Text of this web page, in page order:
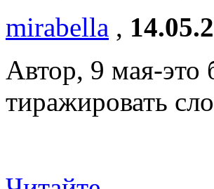
mirabella ,
Автор, 9 мая-это
тиражировать